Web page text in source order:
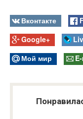
Вконтакте
Google+
Мой мир